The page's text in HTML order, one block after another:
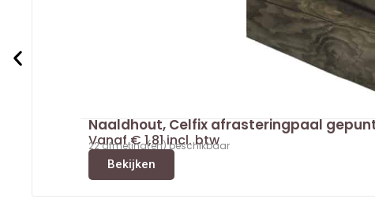
Naaldhout, Celfix afrasteringpaal
Vanaf€1,81incl. btw
22 afmeting(en) beschikbaar
Bekijken